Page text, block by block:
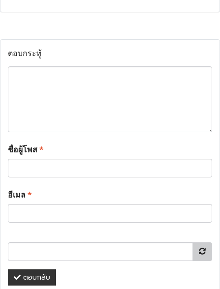
ตอบกระทู้
ชื่อผู้โพส*
อีเมล*
ตอบกลับ